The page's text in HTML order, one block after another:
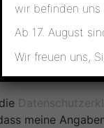
meine
wir befinden uns
Ab 17. August
Wir freuen uns,